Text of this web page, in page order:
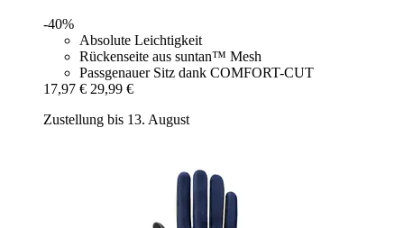
-40%
Absolute Leichtigkeit
Rückenseite aus suntan™ Mesh
Passgenauer Sitz dank COMFORT-CUT
17,97 € 29,99 €
Zustellung bis 13. August